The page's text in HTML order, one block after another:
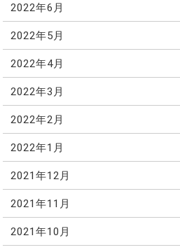
2022年6月
2022年5月
2022年4月
2022年3月
2022年2月
2022年1月
2021年12月
2021年11月
2021年10月